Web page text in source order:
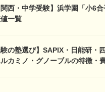
西・中学受験】浜学園「小6合
一覧
験の塾選び】SAPIX・日能研・
カミノ・グノーブルの特徴・